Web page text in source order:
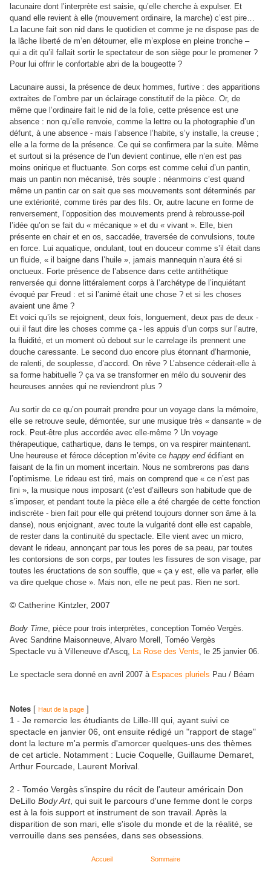
lacunaire dont l’interprète est saisie, qu’elle cherche à expulser. Et
quand elle revient à elle (mouvement ordinaire, la marche) c’est pire…
La lacune fait son nid dans le quotidien et comme je ne dispose pas de
la lâche liberté de m’en détourner, elle m’explose en pleine tronche –
qui a dit qu’il fallait sortir le spectateur de son siège pour le promener ?
Pour lui offrir le confortable abri de la bougeotte ?
Lacunaire aussi, la présence de deux hommes, furtive : des apparitions
extraites de l’ombre par un éclairage constitutif de la pièce. Or, de
même que l’ordinaire fait le nid de la folie, cette présence est une
absence : non qu’elle renvoie, comme la lettre ou la photographie d’un
défunt, à une absence - mais l’absence l’habite, s’y installe, la creuse ;
elle a la forme de la présence. Ce qui se confirmera par la suite. Même
et surtout si la présence de l’un devient continue, elle n’en est pas
moins onirique et fluctuante. Son corps est comme celui d’un pantin,
mais un pantin non mécanisé, très souple : néanmoins c’est quand
même un pantin car on sait que ses mouvements sont déterminés par
une extériorité, comme tirés par des fils. Or, autre lacune en forme de
renversement, l’opposition des mouvements prend à rebrousse-poil
l’idée qu’on se fait du « mécanique » et du « vivant ». Elle, bien
présente en chair et en os, saccadée, traversée de convulsions, toute
en force. Lui aquatique, ondulant, tout en douceur comme s’il était dans
un fluide, « il baigne dans l’huile », jamais mannequin n’aura été si
onctueux. Forte présence de l’absence dans cette antithétique
renversée qui donne littéralement corps à l’archétype de l’inquiétant
évoqué par Freud : et si l’animé était une chose ? et si les choses
avaient une âme ?
Et voici qu’ils se rejoignent, deux fois, longuement, deux pas de deux -
oui il faut dire les choses comme ça - les appuis d’un corps sur l’autre,
la fluidité, et un moment où debout sur le carrelage ils prennent une
douche caressante. Le second duo encore plus étonnant d’harmonie,
de ralenti, de souplesse, d’accord. On rêve ? L’absence céderait-elle à
sa forme habituelle ? ça va se transformer en mélo du souvenir des
heureuses années qui ne reviendront plus ?
Au sortir de ce qu’on pourrait prendre pour un voyage dans la mémoire,
elle se retrouve seule, démontée, sur une musique très « dansante » de
rock. Peut-être plus accordée avec elle-même ? Un voyage
thérapeutique, cathartique, dans le temps, on va respirer maintenant.
Une heureuse et féroce déception m’évite ce happy endédifiant en
faisant de la fin un moment incertain. Nous ne sombrerons pas dans
l’optimisme. Le rideau est tiré, mais on comprend que « ce n’est pas
fini », la musique nous imposant (c’est d’ailleurs son habitude que de
s’imposer, et pendant toute la pièce elle a été chargée de cette fonction
indiscrète - bien fait pour elle qui prétend toujours donner son âme à la
danse), nous enjoignant, avec toute la vulgarité dont elle est capable,
de rester dans la continuité du spectacle. Elle vient avec un micro,
devant le rideau, annonçant par tous les pores de sa peau, par toutes
les contorsions de son corps, par toutes les fissures de son visage, par
toutes les éructations de son souffle, que « ça y est, elle va parler, elle
va dire quelque chose ». Mais non, elle ne peut pas. Rien ne sort.
© Catherine Kintzler, 2007
Body Time, pièce pour trois interprètes, conception Toméo Vergès.
Avec Sandrine Maisonneuve, Alvaro Morell, Toméo Vergès
Spectacle vu à Villeneuve d’Ascq, La Rose des Vents, le 25 janvier 06.
Le spectacle sera donné en avril 2007 à Espaces pluriels Pau / Béarn
Notes [ Haut de la page ]
1 - Je remercie les étudiants de Lille-III qui, ayant suivi ce
spectacle en janvier 06, ont ensuite rédigé un "rapport de stage"
dont la lecture m'a permis d'amorcer quelques-uns des thèmes
de cet article. Notamment : Lucie Coquelle, Guillaume Demaret,
Arthur Fourcade, Laurent Morival.
2 - Toméo Vergès s’inspire du récit de l'auteur américain Don
DeLillo Body Art, qui suit le parcours d'une femme dont le corps
est à la fois support et instrument de son travail. Après la
disparition de son mari, elle s'isole du monde et de la réalité, se
verrouille dans ses pensées, dans ses obsessions.
Accueil Sommaire